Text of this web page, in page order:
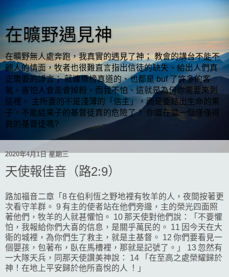
在曠野遇見神
在曠野無人處奔跑，我真實的遇見了神； 教會的講台不能不
顧人的情面，牧者也很難直言指出信徒的缺失、給出人們真
正需要的諍言； 就連標榜真道的、也都是 buf 了許多的客
氣，害怕人會走會掉粉，而我不怕、這就是為何你需要來到
這裡。 主所要的不是淺薄的「信主」，而是要結出生命的果
子，不能結果子的基督徒真的危險了！ 你還在當一個僅僅得
救的基督徒嗎?
2020年4月1日 星期三
天使報佳音（路2:9）
路加福音二章「8 在伯利恆之野地裡有牧羊的人，夜間按著更
次看守羊群。 9 有主的使者站在他們旁邊，主的榮光四面照
著他們，牧羊的人就甚懼怕。 10 那天使對他們說：「不要懼
怕，我報給你們大喜的信息，是關乎萬民的。 11 因今天在大
衛的城裡，為你們生了救主，就是主基督。 12 你們要看見一
個嬰孩，包著布，臥在馬槽裡，那就是記號了。」 13 忽然有
一大隊天兵，同那天使讚美神說： 14 「在至高之處榮耀歸於
神！在地上平安歸於他所喜悅的人 ！」